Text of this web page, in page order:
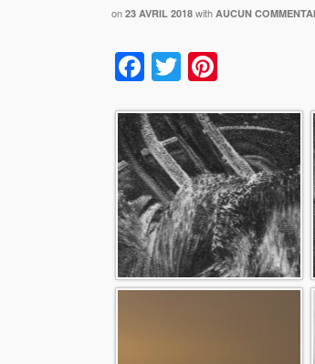
on 23 AVRIL 2018 with AUCUN
Facebook
Twitter